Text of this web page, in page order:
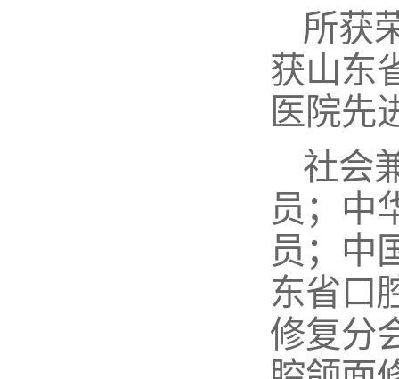
所获
获山东
医院先
社会
员；中
员；中
东省口
修复分